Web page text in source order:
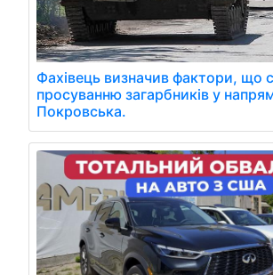
Фахівець визначив фактори, що
просуванню загарбників у
Покровська.